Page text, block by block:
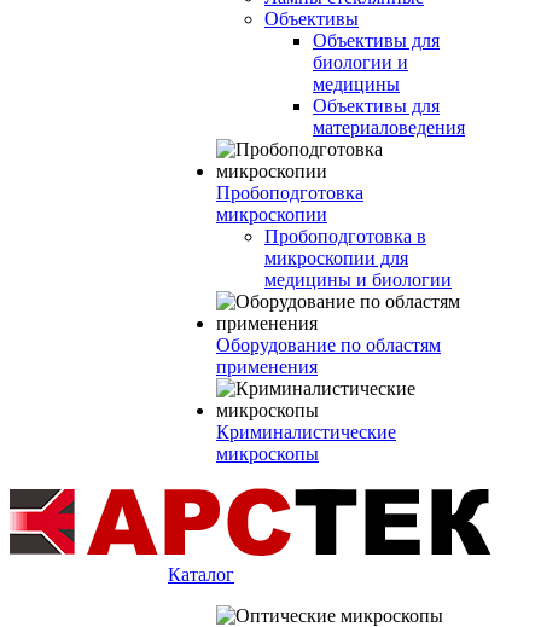
Объективы
Объективы для
биологии и
медицины
Объективы для
материаловедения
Пробоподготовка
микроскопии
Пробоподготовка в
микроскопии для
медицины и биологии
Оборудование по областям
применения
Криминалистические
микроскопы
Каталог